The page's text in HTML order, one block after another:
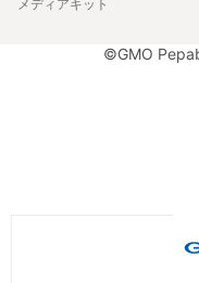
メディアキット
©GMO